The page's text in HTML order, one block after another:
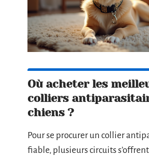
Où acheter les
colliers
chiens ?
Pour se procurer un collier
fiable, plusieurs circuits s’offrent